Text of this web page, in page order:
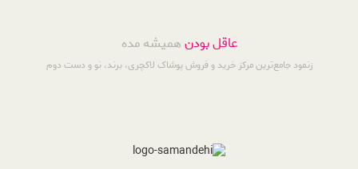
عاقل بودنهمیشه مده
زنمود جامع‌ترین مرکز خرید و فروش پوشاک لاکچری، برند، نو و دست دوم